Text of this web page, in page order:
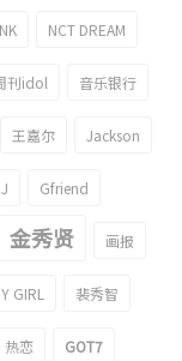
NCT DREAM
刊idol 音乐银行
王嘉尔 Jackson
Gfriend
金秀贤 画报
GIRL 裴秀智
热恋 GOT7